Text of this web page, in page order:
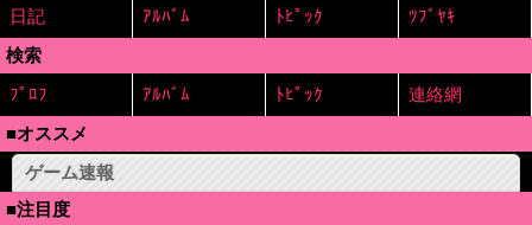
日記
ｱﾙﾊﾞﾑ ﾄﾋﾟｯｸ
ﾂﾌﾞﾔｷ
検索
ﾌﾟﾛﾌ
ｱﾙﾊﾞﾑ ﾄﾋﾟｯｸ
連絡網
■オススメ
ゲーム速報
■注目度